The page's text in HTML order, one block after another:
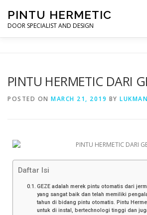
PINTU HERMETIC
DOOR SPECIALIST AND DESIGN
PINTU HERMETIC DARI
POSTED ON MARCH 21, 2019 BY
Daftar Isi
GEZE adalah merek pintu otomatis dari
yang sangat baik dan telah memiliki
tahun di bidang pintu otomatis. Pintu
untuk di instal, bertechnologi tinggi dan